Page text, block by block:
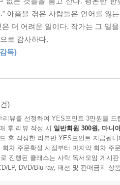
지는 돌을 피할 길이 없다. 그러니
러니 인간은 공동체 안에서 유기
한 비극 사이에서 건져 올린, 인간
어떤 슬픔이고 고통인지 사람들
끌어안을 때」중에서
세월호가 지겹다는 당신에게 삼
무원까지 철저하게 조사하고 처
이었다. 이 글은 같은 불행이 되풀
글은 각종 검색 포털 1위를 차지
그날 이후 지금까지 매년 4월이면
날들이 모두 행복이었다”
자가 고백하는, 붕괴 이후의 삶
그날 일어난 삼풍 참사는 26년
당사자가 된 심정뿐 아니라 친아
번번이 돌부리가 되어 그를 넘어
아픔을 겪은 사람들은 언어를 잃
은 더 어려운 일이다. 작가는 그 일
로 감사하다.
독)
)
리뷰를 선정하여 YES포인트 3만원을 드
후 리뷰 작성 시 일반회원 300원, 마니
후 작성한 리뷰만 YES포인트 지급됩니
회차 주문확정 시점부터 마지막 회차 주
진행된 클래스는 사락 독서모임 게시
LP, DVD/Blu-ray, 패션 및 판매금지 상